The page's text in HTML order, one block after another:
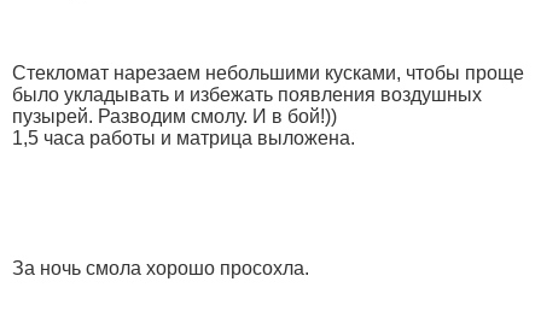
Стекломат нарезаем небольшими кусками, чтобы проще
было укладывать и избежать появления воздушных
пузырей. Разводим смолу. И в бой!))
1,5 часа работы и матрица выложена.
За ночь смола хорошо просохла.